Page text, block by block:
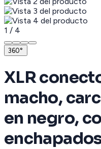
1 / 4
360°
XLR
macho,
en negro,